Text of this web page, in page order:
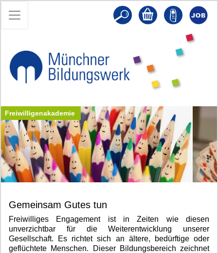
Freiwilligenakademie
Gemeinsam Gutes tun
Freiwilliges Engagement ist in Zeiten wie diesen
unverzichtbar für die Weiterentwicklung unserer
Gesellschaft. Es richtet sich an ältere, bedürftige oder
geflüchtete Menschen. Dieser Bildungsbereich zeichnet